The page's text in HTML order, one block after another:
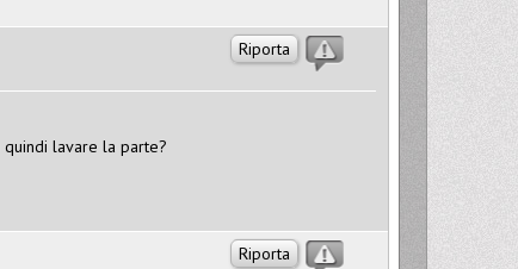
Riporta
lavare la parte?
Riporta